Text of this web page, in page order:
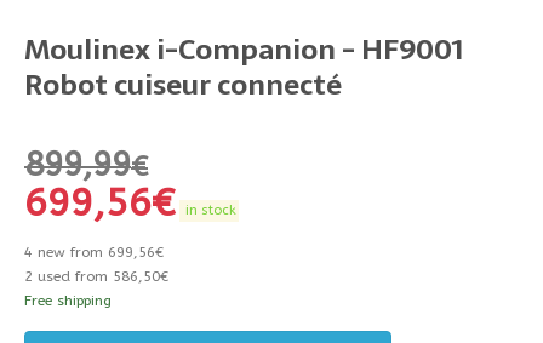
Moulinex i-Companion - HF9001
Robot cuiseur connecté
899,99€
699,56€ in stock
4 new from 699,56€
2 used from 586,50€
Free shipping